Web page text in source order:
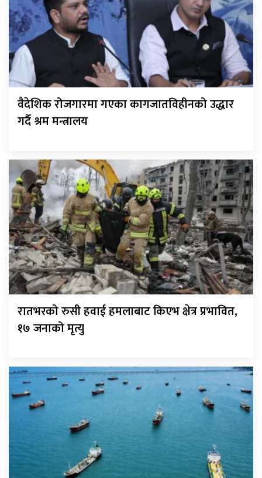
वैदेशिक रोजगारमा गएका कागजातविहीनको उद्धार
गर्दै श्रम मन्त्रालय
रातभरको रुसी हवाई हमलाबाट किएभ क्षेत्र प्रभावित,
१७ जनाको मृत्यु